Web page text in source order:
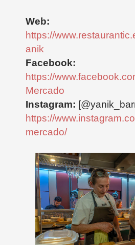
Web:
https://
anik
Facebook:
https://
Mercado
Instagram:
https://
mercado/